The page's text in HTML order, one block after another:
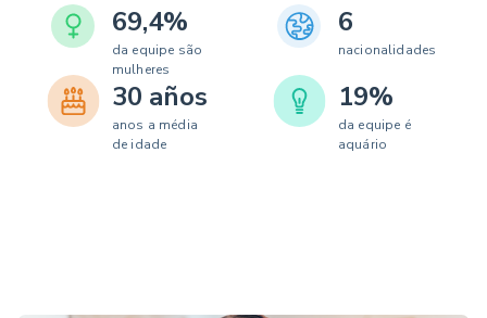
69,4%
da equipe são
mulheres
6
nacionalidades
30 años
anos a média
de idade
19%
da equipe é
aquário